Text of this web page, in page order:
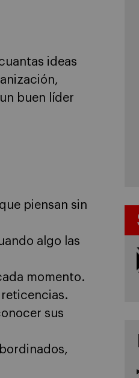
ideas
buen líder
piensan sin
algo las
momento.
sus